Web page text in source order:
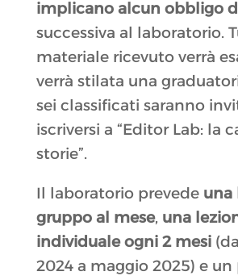
implicano alcun obbligo
successiva al laboratorio.
materiale ricevuto verrà
verrà stilata una
sei classificati saranno
iscriversi a “Editor Lab: la
storie”.
Il laboratorio prevedeuna
gruppo al mese, una
individuale ogni 2 mesi
2024 a maggio 2025) e un